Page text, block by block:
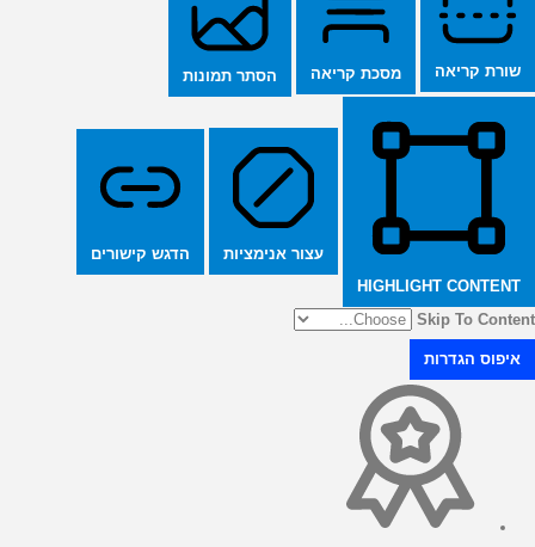
שורת קריאה מסכת קריאה הסתר תמונות
HIGHLIGHT CONTENT
עצור אנימציות הדגש קישורים
Skip To Content
איפוס הגדרות